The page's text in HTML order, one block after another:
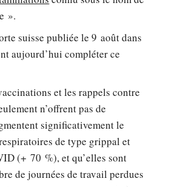
».
suisse publiée le 9 août dans
aujourd’hui compléter ce
et les rappels contre
n’offrent pas de
significativement le
de type grippal et
(+ 70 %), et qu’elles sont
de journées de travail perdues